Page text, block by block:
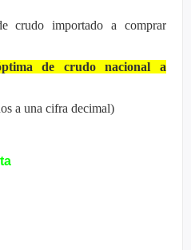
crudo importado a comprar
de crudo nacional a
a una cifra decimal)